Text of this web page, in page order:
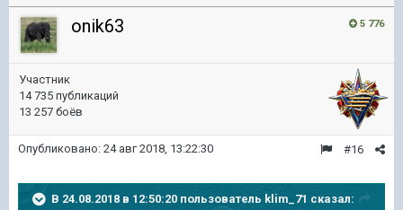
5 776
onik63
Участник
14 735 публикаций
13 257 боёв
#16
Опубликовано: 24 авг 2018, 13:22:30
В 24.08.2018 в 12:50:20 пользователь klim_71 сказал: